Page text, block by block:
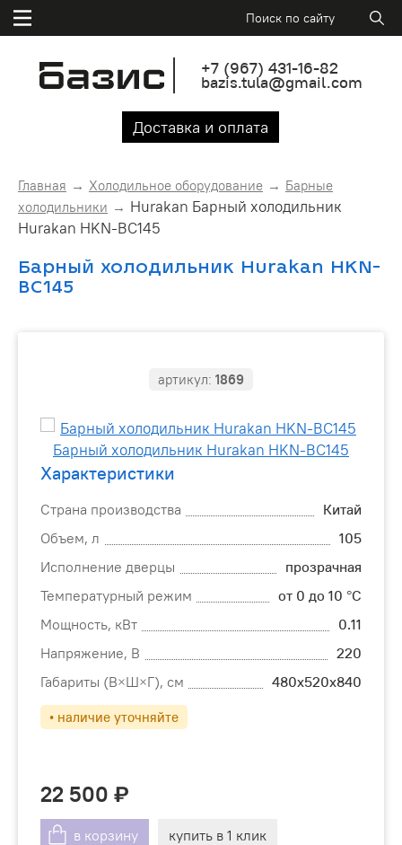
+7 (967) 431-16-82
bazis.tula@gmail.com
Доставка и оплата
Главная Холодильное оборудование
Барные
холодильники
Hurakan Барный холодильник
Hurakan HKN-BC145
Барный холодильник Hurakan HKN-
BC145
артикул: 1869
Характеристики
Страна производства
Китай
Объем, л
105
Исполнение дверцы
прозрачная
Температурный режим
от 0 до 10 °C
Мощность, кВт
0.11
Напряжение, В
220
Габариты (В×Ш×Г), см
480х520х840
• наличие уточняйте
22 500
в корзину купить в 1 клик